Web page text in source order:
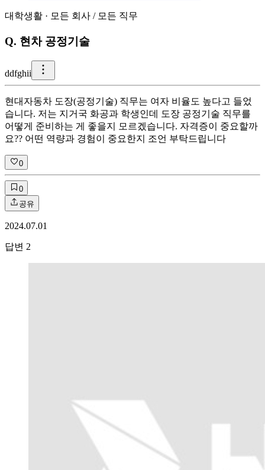
대학생활 · 모든 회사 / 모든 직무
Q. 현차 공정기술
ddfghii
현대자동차 도장(공정기술) 직무는 여자 비율도 높다고 들었
습니다. 저는 지거국 화공과 학생인데 도장 공정기술 직무를
어떻게 준비하는 게 좋을지 모르겠습니다. 자격증이 중요할까
요?? 어떤 역량과 경험이 중요한지 조언 부탁드립니다
0
0
공유
2024.07.01
답변 2